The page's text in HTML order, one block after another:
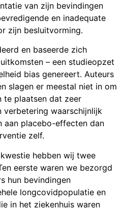
van zijn bevindingen
en inadequate
zijn besluitvorming.
en baseerde zich
– een studieopzet
bias genereert. Auteurs
slagen er meestal niet in om
te plaatsen dat zeer
verbetering waarschijnlijk
aan placebo-effecten dan
zelf.
hebben wij twee
eerste waren we bezorgd
hun bevindingen
longcovidpopulatie en
in het ziekenhuis waren